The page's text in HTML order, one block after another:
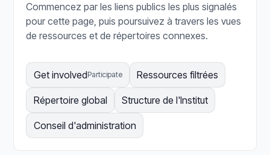
Commencez par les liens publics les plus signalés
pour cette page, puis poursuivez à travers les vues
de ressources et de répertoires connexes.
Get involvedParticipate Ressources filtrées
Répertoire global Structure de l'Institut
Conseil d'administration